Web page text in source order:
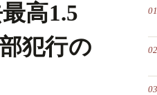
高1.5
犯行の